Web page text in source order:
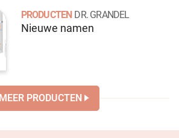
PRODUCTEN DR. GRANDEL
Nieuwe namen
MEER PRODUCTEN